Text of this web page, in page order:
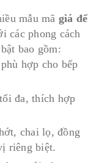
mẫu mã giá để
các phong cách
bao gồm:
hợp cho bếp
đa, thích hợp
chai lọ, đồng
riêng biệt.